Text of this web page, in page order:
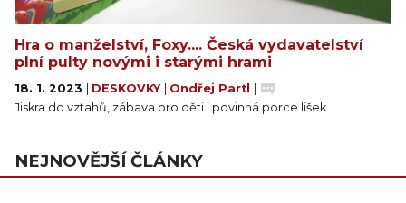
Hra o manželství, Foxy.... Česká vydavatelství
plní pulty novými i starými hrami
18. 1. 2023 DESKOVKY Ondřej Partl
Jiskra do vztahů, zábava pro děti i povinná porce lišek.
NEJNOVĚJŠÍ ČLÁNKY